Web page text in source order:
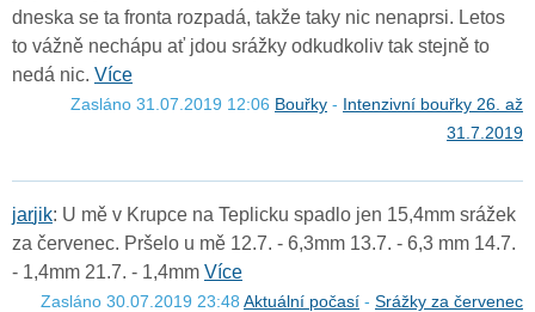
dneska se ta fronta rozpadá, takže taky nic nenaprsi. Letos
to vážně nechápu ať jdou srážky odkudkoliv tak stejně to
nedá nic. Více
Zasláno 31.07.2019 12:06 Bouřky - Intenzivní bouřky 26. až
31.7.2019
jarjik: U mě v Krupce na Teplicku spadlo jen 15,4mm srážek
za červenec. Pršelo u mě 12.7. - 6,3mm 13.7. - 6,3 mm 14.7.
- 1,4mm 21.7. - 1,4mm Více
Zasláno 30.07.2019 23:48 Aktuální počasí - Srážky za červenec